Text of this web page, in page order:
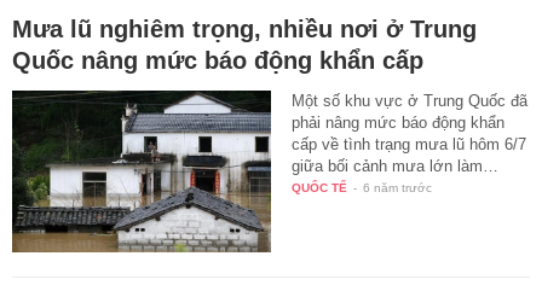
Mưa lũ nghiêm trọng, nhiều nơi ở Trung
Quốc nâng mức báo động khẩn cấp
Một số khu vực ở Trung Quốc đã
phải nâng mức báo động khẩn
cấp về tình trạng mưa lũ hôm 6/7
giữa bối cảnh mưa lớn làm…
QUỐC TẾ - 6 năm trước